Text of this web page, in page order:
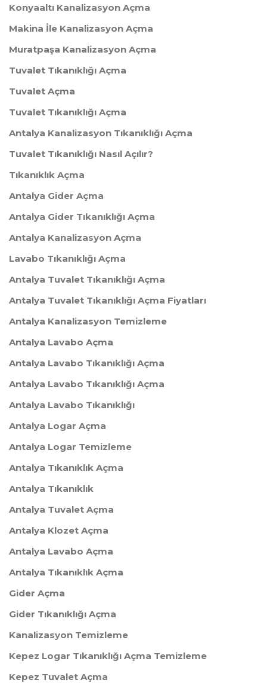
Konyaaltı Kanalizasyon Açma
Makina İle Kanalizasyon Açma
Muratpaşa Kanalizasyon Açma
Tuvalet Tıkanıklığı Açma
Tuvalet Açma
Tuvalet Tıkanıklığı Açma
Antalya Kanalizasyon Tıkanıklığı Açma
Tuvalet Tıkanıklığı Nasıl Açılır?
Tıkanıklık Açma
Antalya Gider Açma
Antalya Gider Tıkanıklığı Açma
Antalya Kanalizasyon Açma
Lavabo Tıkanıklığı Açma
Antalya Tuvalet Tıkanıklığı Açma
Antalya Tuvalet Tıkanıklığı Açma Fiyatları
Antalya Kanalizasyon Temizleme
Antalya Lavabo Açma
Antalya Lavabo Tıkanıklığı Açma
Antalya Lavabo Tıkanıklığı Açma
Antalya Lavabo Tıkanıklığı
Antalya Logar Açma
Antalya Logar Temizleme
Antalya Tıkanıklık Açma
Antalya Tıkanıklık
Antalya Tuvalet Açma
Antalya Klozet Açma
Antalya Lavabo Açma
Antalya Tıkanıklık Açma
Gider Açma
Gider Tıkanıklığı Açma
Kanalizasyon Temizleme
Kepez Logar Tıkanıklığı Açma Temizleme
Kepez Tuvalet Açma